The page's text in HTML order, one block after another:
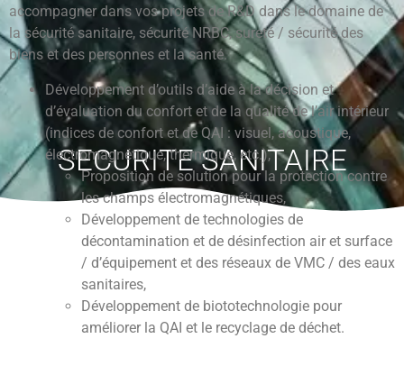
SECURITE SANITAIRE
accompagner dans vos projets de R&D dans le domaine de
la sécurité sanitaire, sécurité NRBC, sureté / sécurité des
biens et des personnes et la santé.
Développement d’outils d’aide à la décision et
d’évaluation du confort et de la qualité de l’air intérieur
(indices de confort et de QAI : visuel, acoustique,
électromagnétique, thermique, etc.),
Proposition de solution pour la protection contre
les champs électromagnétiques,
Développement de technologies de
décontamination et de désinfection air et surface
/ d’équipement et des réseaux de VMC / des eaux
sanitaires,
Développement de biototechnologie pour
améliorer la QAI et le recyclage de déchet.